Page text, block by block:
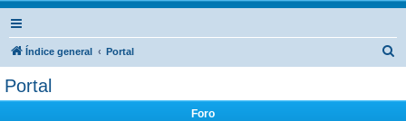
Índice general Portal
Portal
Foro